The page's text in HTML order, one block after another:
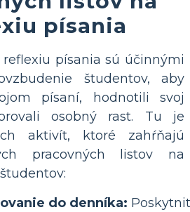
písania
reflexiu písania sú účinnými
študentov, aby
písaní, hodnotili svoj
osobný rast. Tu je
aktivít, ktoré zahŕňajú
pracovných listov na
do denníka: